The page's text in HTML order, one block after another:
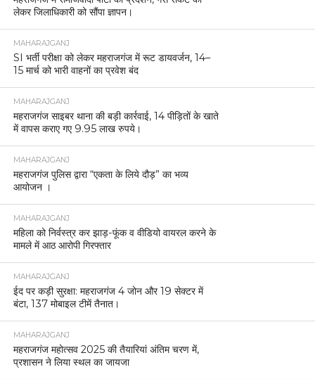
लेकर जिलाधिकारी को सौंपा ज्ञापन।
MAHARAJGANJ
SI भर्ती परीक्षा को लेकर महराजगंज में रूट डायवर्जन, 14–
15 मार्च को भारी वाहनों का प्रवेश बंद
MAHARAJGANJ
महराजगंज साइबर थाना की बड़ी कार्रवाई, 14 पीड़ितों के खाते
में वापस कराए गए 9.95 लाख रुपये।
MAHARAJGANJ
महराजगंज पुलिस द्वारा “एकता के लिये दौड़” का भव्य
आयोजन ।
MAHARAJGANJ
महिला को निर्वस्त्र कर झाड़-फूंक व वीडियो वायरल करने के
मामले में आठ आरोपी गिरफ्तार
MAHARAJGANJ
ईद पर कड़ी सुरक्षा: महराजगंज 4 जोन और 19 सेक्टर में
बंटा, 137 मोबाइल टीमें तैनात।
MAHARAJGANJ
महराजगंज महोत्सव 2025 की तैयारियां अंतिम चरण में,
प्रशासन ने लिया स्थल का जायजा